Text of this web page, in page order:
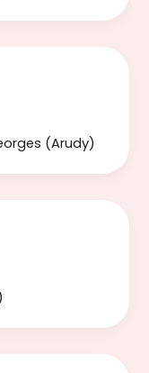
(Arudy)